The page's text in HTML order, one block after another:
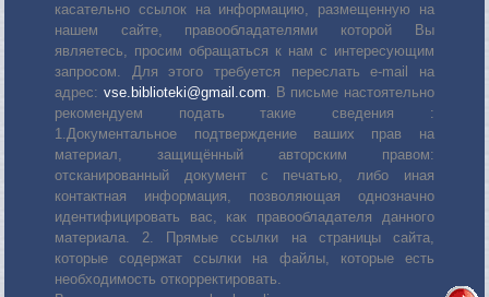
касательно ссылок на информацию, размещенную на
нашем сайте, правообладателями которой Вы
являетесь, просим обращаться к нам с интересующим
запросом. Для этого требуется переслать е-mail на
адрес: vse.biblioteki@gmail.com. В письме настоятельно
рекомендуем подать такие сведения :
1.Документальное подтверждение ваших прав на
материал, защищённый авторским правом:
отсканированный документ с печатью, либо иная
контактная информация, позволяющая однозначно
идентифицировать вас, как правообладателя данного
материала. 2. Прямые ссылки на страницы сайта,
которые содержат ссылки на файлы, которые есть
необходимость откорректировать.